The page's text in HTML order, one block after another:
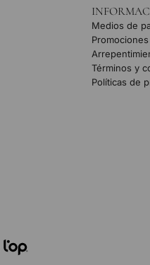
Medios de
Términos y
Políticas de